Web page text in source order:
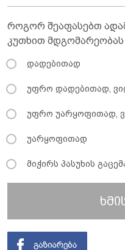
როგორ შეაფასებთ
კუთხით
დადებითად
უფრო დადებითად,
უფრო უარყოფითად,
უარყოფითად
მიჭირს პასუხის